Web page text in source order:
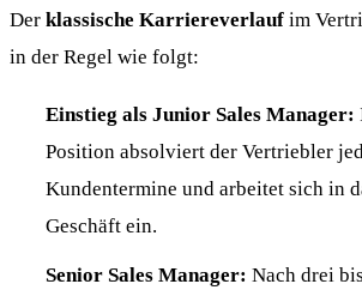
Der klassische Karriereverlauf im
in der Regel wie folgt:
Einstieg als Junior Sales Manager:
Position absolviert der Vertriebler
Kundentermine und arbeitet sich in
Geschäft ein.
Senior Sales Manager: Nach drei